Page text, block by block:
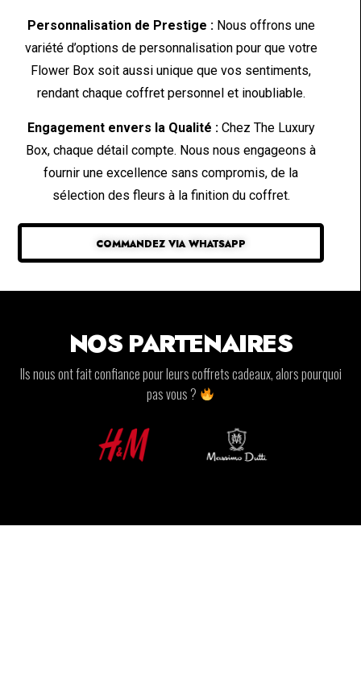
Personnalisation de Prestige :Nous offrons une
variété d’options de personnalisation pour que votre
Flower Box soit aussi unique que vos sentiments,
rendant chaque coffret personnel et inoubliable.
Engagement envers la Qualité :Chez The Luxury
Box, chaque détail compte. Nous nous engageons à
fournir une excellence sans compromis, de la
sélection des fleurs à la finition du coffret.
COMMANDEZ VIA WHATSAPP
NOS PARTENAIRES
Ils nous ont fait confiance pour leurs coffrets cadeaux, alors pourquoi
pas vous ?